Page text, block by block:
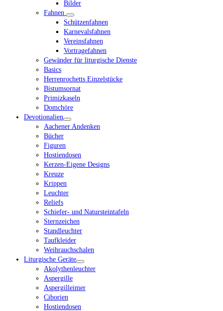
Bilder
Fahnen
Schützenfahnen
Karnevalsfahnen
Vereinsfahnen
Vortragefahnen
Gewänder für liturgische Dienste
Basics
Herrenrochetts Einzelstücke
Bistumsornat
Primizkaseln
Domchöre
Devotionalien
Aachener Andenken
Bücher
Figuren
Hostiendosen
Kerzen-Eigene Designs
Kreuze
Krippen
Leuchter
Reliefs
Schiefer- und Natursteintafeln
Sternzeichen
Standleuchter
Taufkleider
Weihrauchschalen
Liturgische Geräte
Akolythenleuchter
Aspergille
Aspergilleimer
Ciborien
Hostiendosen